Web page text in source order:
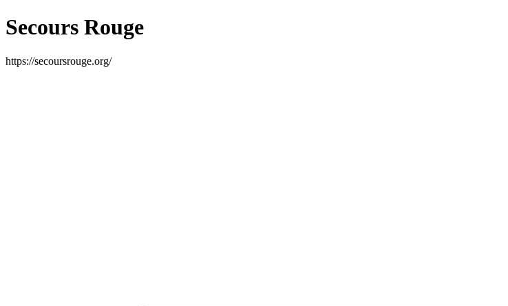
Secours Rouge
https://secoursrouge.org/